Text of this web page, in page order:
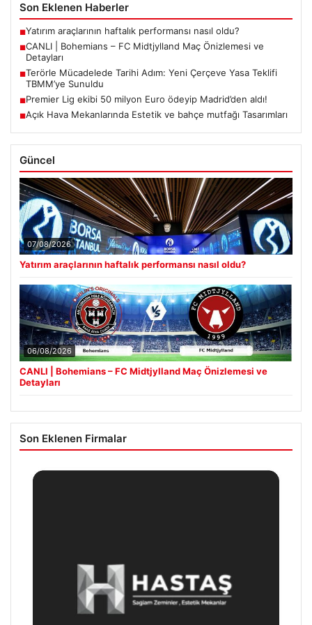
Son Eklenen Haberler
■Yatırım araçlarının haftalık performansı nasıl oldu?
■CANLI | Bohemians – FC Midtjylland Maç Önizlemesi ve
Detayları
■Terörle Mücadelede Tarihi Adım: Yeni Çerçeve Yasa Teklifi
TBMM’ye Sunuldu
■Premier Lig ekibi 50 milyon Euro ödeyip Madrid’den aldı!
■Açık Hava Mekanlarında Estetik ve bahçe mutfağı Tasarımları
Güncel
07/08/2026
Yatırım araçlarının haftalık performansı nasıl oldu?
06/08/2026
CANLI | Bohemians – FC Midtjylland Maç Önizlemesi ve
Detayları
Son Eklenen Firmalar